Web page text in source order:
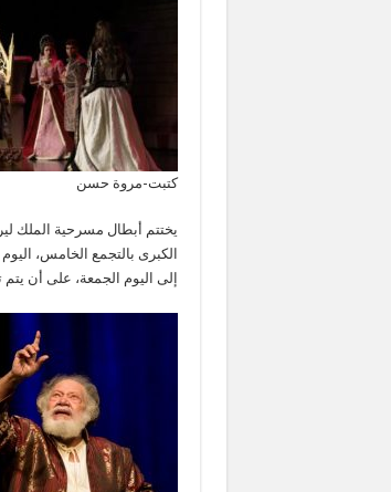
كتبت-مروة حسن
يختتم أبطال مسرحية الملك
إلى اليوم الجمعة، على أن